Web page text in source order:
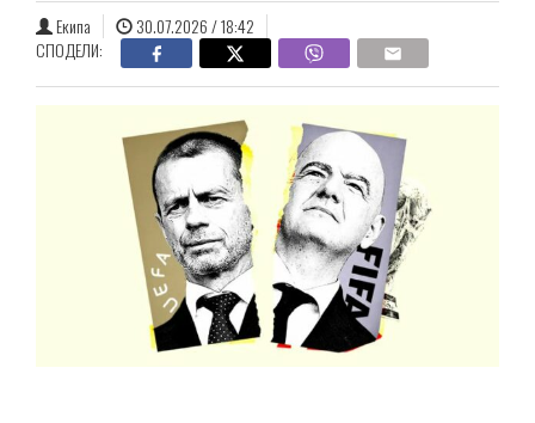
Екипа
30.07.2026 / 18:42
СПОДЕЛИ: